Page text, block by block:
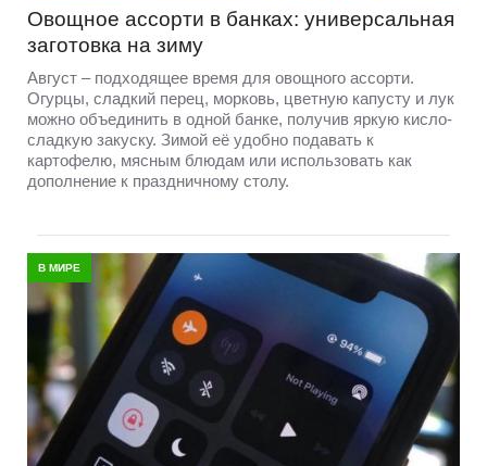
Овощное ассорти в банках: универсальная
заготовка на зиму
Август – подходящее время для овощного ассорти.
Огурцы, сладкий перец, морковь, цветную капусту и лук
можно объединить в одной банке, получив яркую кисло-
сладкую закуску. Зимой её удобно подавать к
картофелю, мясным блюдам или использовать как
дополнение к праздничному столу.
В МИРЕ